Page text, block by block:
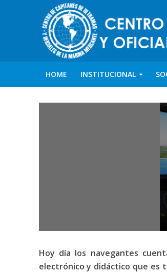
HOME INSTITUCIONAL
Hoy día los navegantes
electrónico y didáctico que es